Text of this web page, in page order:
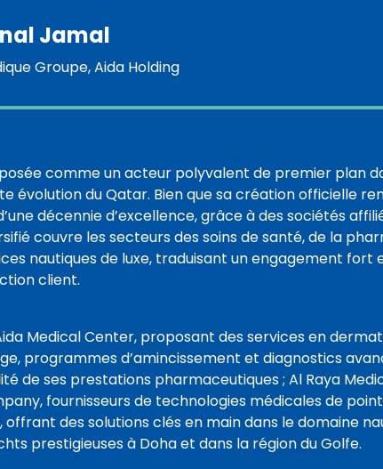
Jamal
Groupe, Aida Holding
comme un acteur polyvalent de premier plan
évolution du Qatar. Bien que sa création officielle
décennie d’excellence, grâce à des sociétés
couvre les secteurs des soins de santé, de la
nautiques de luxe, traduisant un engagement fort
client.
Medical Center, proposant des services en
programmes d’amincissement et diagnostics
de ses prestations pharmaceutiques ; Al Raya
fournisseurs de technologies médicales de
offrant des solutions clés en main dans le domaine
prestigieuses à Doha et dans la région du Golfe.